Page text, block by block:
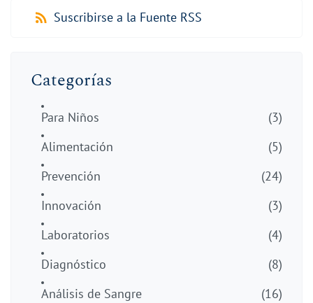
Suscribirse a la Fuente RSS
Categorías
Para Niños
(3)
Alimentación
(5)
Prevención
(24)
Innovación
(3)
Laboratorios
(4)
Diagnóstico
(8)
Análisis de Sangre
(16)